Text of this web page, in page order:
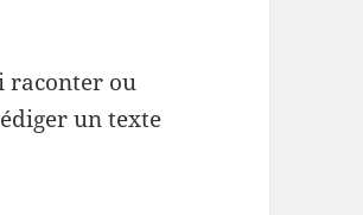
raconter ou
un texte